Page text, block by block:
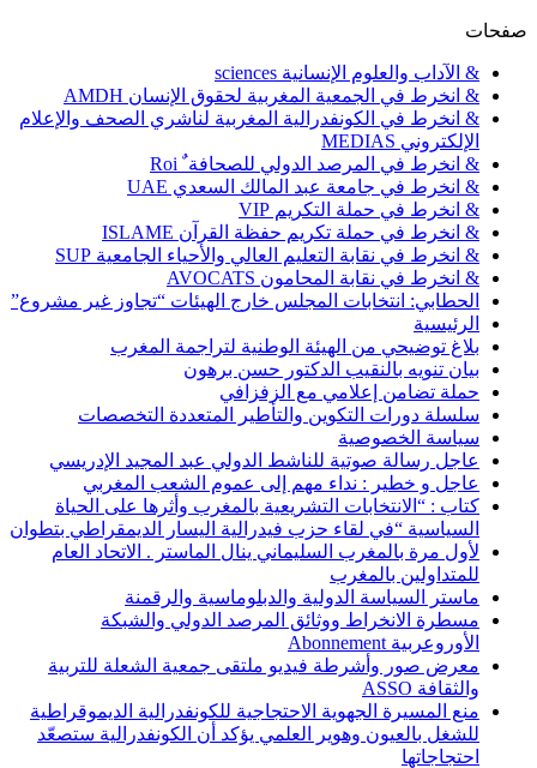
صفحات
& الآداب والعلوم الإنسانية sciences
& انخرط في الجمعية المغربية لحقوق الإنسان AMDH
& انخرط في الكونفدرالية المغربية لناشري الصحف والإعلام
الإلكتروني MEDIAS
& انخرط في المرصد الدولي للصحافة ٌ Roi
& انخرط في جامعة عبد المالك السعدي UAE
& انخرط في حملة التكريم VIP
& انخرط في حملة تكريم حفظة القرآن ISLAME
& انخرط في نقابة التعليم العالي والأحياء الجامعية SUP
& انخرط في نقابة المحامون AVOCATS
الحطابي: انتخابات المجلس خارج الهيئات “تجاوز غير مشروع”
الرئيسية
بلاغ توضيحي من الهيئة الوطنية لتراجمة المغرب
بيان تنويه بالنقيب الدكتور حسن برهون
حملة تضامن إعلامي مع الزفزافي
سلسلة دورات التكوين والتأطير المتعددة التخصصات
سياسة الخصوصية
عاجل رسالة صوتية للناشط الدولي عبد المجيد الإدريسي
عاجل و خطير : نداء مهم إلى عموم الشعب المغربي
كتاب : “الانتخابات التشريعية بالمغرب وأثرها على الحياة
السياسية “في لقاء حزب فيدرالية اليسار الديمقراطي بتطوان
لأول مرة بالمغرب السليماني ينال الماستر . الاتحاد العام
للمتداولين بالمغرب
ماستر السياسة الدولية والدبلوماسية والرقمنة
مسطرة الانخراط ووثائق المرصد الدولي والشبكة
الأوروعربية Abonnement
معرض صور وأشرطة فيديو ملتقى جمعية الشعلة للتربية
والثقافة ASSO
منع المسيرة الجهوية الاحتجاجية للكونفدرالية الديموقراطية
للشغل بالعيون وهوير العلمي يؤكد أن الكونفدرالية ستصعّد
احتجاجاتها